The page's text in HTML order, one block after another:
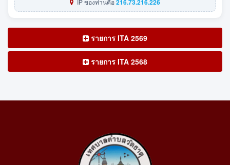
216.73.216.226
รายการ ITA 2569
รายการ ITA 2568